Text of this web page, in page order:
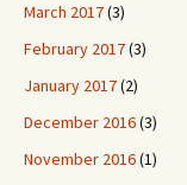
March 2017(3)
February 2017(3)
January 2017(2)
December 2016(3)
November 2016(1)